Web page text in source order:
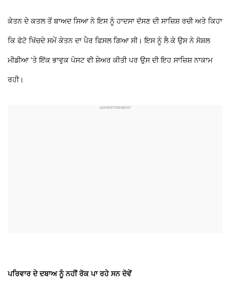
ਕੇਤਨ ਦੇ ਕਤਲ ਤੋਂ ਬਾਅਦ ਸਿਆ ਨੇ ਇਸ ਨੂੰ ਹਾਦਸਾ ਦੱਸਣ ਦੀ ਸਾਜ਼ਿਸ਼ ਰਚੀ ਅਤੇ ਕਿਹਾ
ਕਿ ਫੋਟੋ ਖਿੱਚਦੇ ਸਮੇਂ ਕੇਤਨ ਦਾ ਪੈਰ ਫਿਸਲ ਗਿਆ ਸੀ। ਇਸ ਨੂੰ ਲੈ ਕੇ ਉਸ ਨੇ ਸੋਸ਼ਲ
ਮੀਡੀਆ 'ਤੇ ਇੱਕ ਭਾਵੁਕ ਪੋਸਟ ਵੀ ਸ਼ੇਅਰ ਕੀਤੀ ਪਰ ਉਸ ਦੀ ਇਹ ਸਾਜ਼ਿਸ਼ ਨਾਕਾਮ
ਰਹੀ।
ਪਰਿਵਾਰ ਦੇ ਦਬਾਅ ਨੂੰ ਨਹੀਂ ਰੋਕ ਪਾ ਰਹੇ ਸਨ ਦੋਵੇਂ